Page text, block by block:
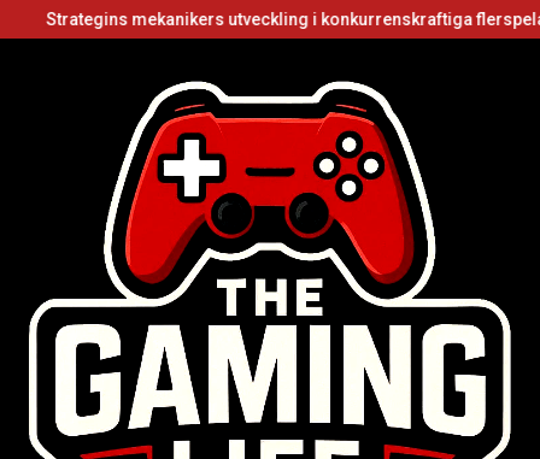
mekanikers utveckling i konkurrenskraftiga flerspelarvideospel